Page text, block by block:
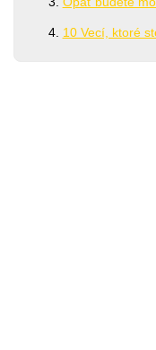
10 Vecí, ktoré